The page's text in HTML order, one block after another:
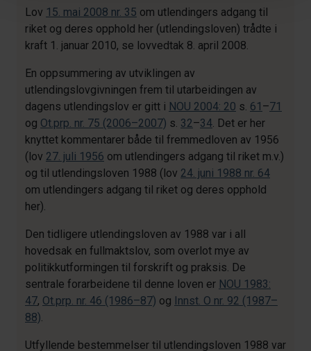
Lov 15. mai 2008 nr. 35 om utlendingers adgang til
riket og deres opphold her (utlendingsloven) trådte i
kraft 1. januar 2010, se lovvedtak 8. april 2008.
En oppsummering av utviklingen av
utlendingslovgivningen frem til utarbeidingen av
dagens utlendingslov er gitt i NOU 2004: 20 s. 61 –71
og Ot.prp. nr. 75 (2006–2007) s. 32–34. Det er her
knyttet kommentarer både til fremmedloven av 1956
(lov 27. juli 1956 om utlendingers adgang til riket m.v.)
og til utlendingsloven 1988 (lov 24. juni 1988 nr. 64
om utlendingers adgang til riket og deres opphold
her).
Den tidligere utlendingsloven av 1988 var i all
hovedsak en fullmaktslov, som overlot mye av
politikkutformingen til forskrift og praksis. De
sentrale forarbeidene til denne loven er NOU 1983:
47, Ot.prp. nr. 46 (1986–87) og Innst. O nr. 92 (1987–
88).
Utfyllende bestemmelser til utlendingsloven 1988 var